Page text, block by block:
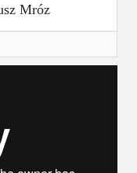
Mróz